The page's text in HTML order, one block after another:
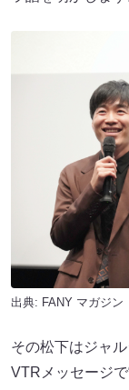
出典: FANY マガジン
その松下はジャ
VTRメッセージで